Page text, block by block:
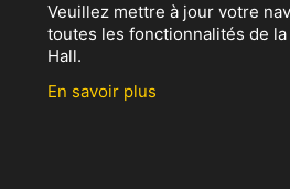
Veuillez mettre à jour votre
toutes les fonctionnalités de
Hall.
En savoir plus